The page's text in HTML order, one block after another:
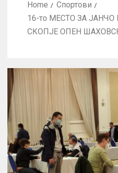
Home
Спортови
16-то МЕСТО ЗА
СКОПЈЕ ОПЕН